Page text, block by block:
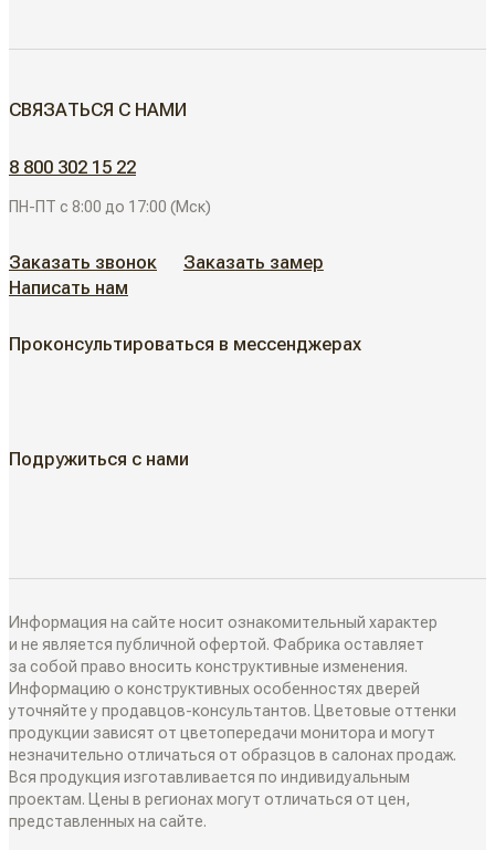
Скрытые двери
АЛЮМИНИЕВЫЕ РЕШЕНИЯ
АКЦИИ
КАК КУПИТЬ
Как замерить
Дизайнеры в вашем городе
Блог
РАЗДВИЖНЫЕ ПЕРЕГОРОДКИ
Классические перегородки
Современные перегородки
Алюминиевые перегородки
СИСТЕМЫ ОТКРЫВАНИЯ
Распашные двери
Складные двери
ИНТЕРЬЕРНЫЕ РЕШЕНИЯ
Плинтусы
СВЯЗАТЬСЯ С НАМИ
8 800 302 15 22
ПН-ПТ с 8:00 до 17:00 (Мск)
Заказать звонок
Заказать замер
Написать нам
Проконсультироваться в мессенджерах
Подружиться с нами
Информация на сайте носит ознакомительный характер
и не является публичной офертой. Фабрика оставляет
за собой право вносить конструктивные изменения.
Информацию о конструктивных особенностях дверей
уточняйте у продавцов-консультантов. Цветовые оттенки
продукции зависят от цветопередачи монитора и могут
незначительно отличаться от образцов в салонах продаж.
Вся продукция изготавливается по индивидуальным
проектам. Цены в регионах могут отличаться от цен,
представленных на сайте.